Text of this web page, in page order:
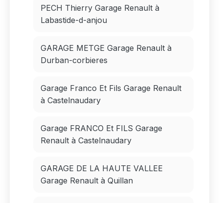
PECH Thierry Garage Renault à
Labastide-d-anjou
GARAGE METGE Garage Renault à
Durban-corbieres
Garage Franco Et Fils Garage Renault
à Castelnaudary
Garage FRANCO Et FILS Garage
Renault à Castelnaudary
GARAGE DE LA HAUTE VALLEE
Garage Renault à Quillan